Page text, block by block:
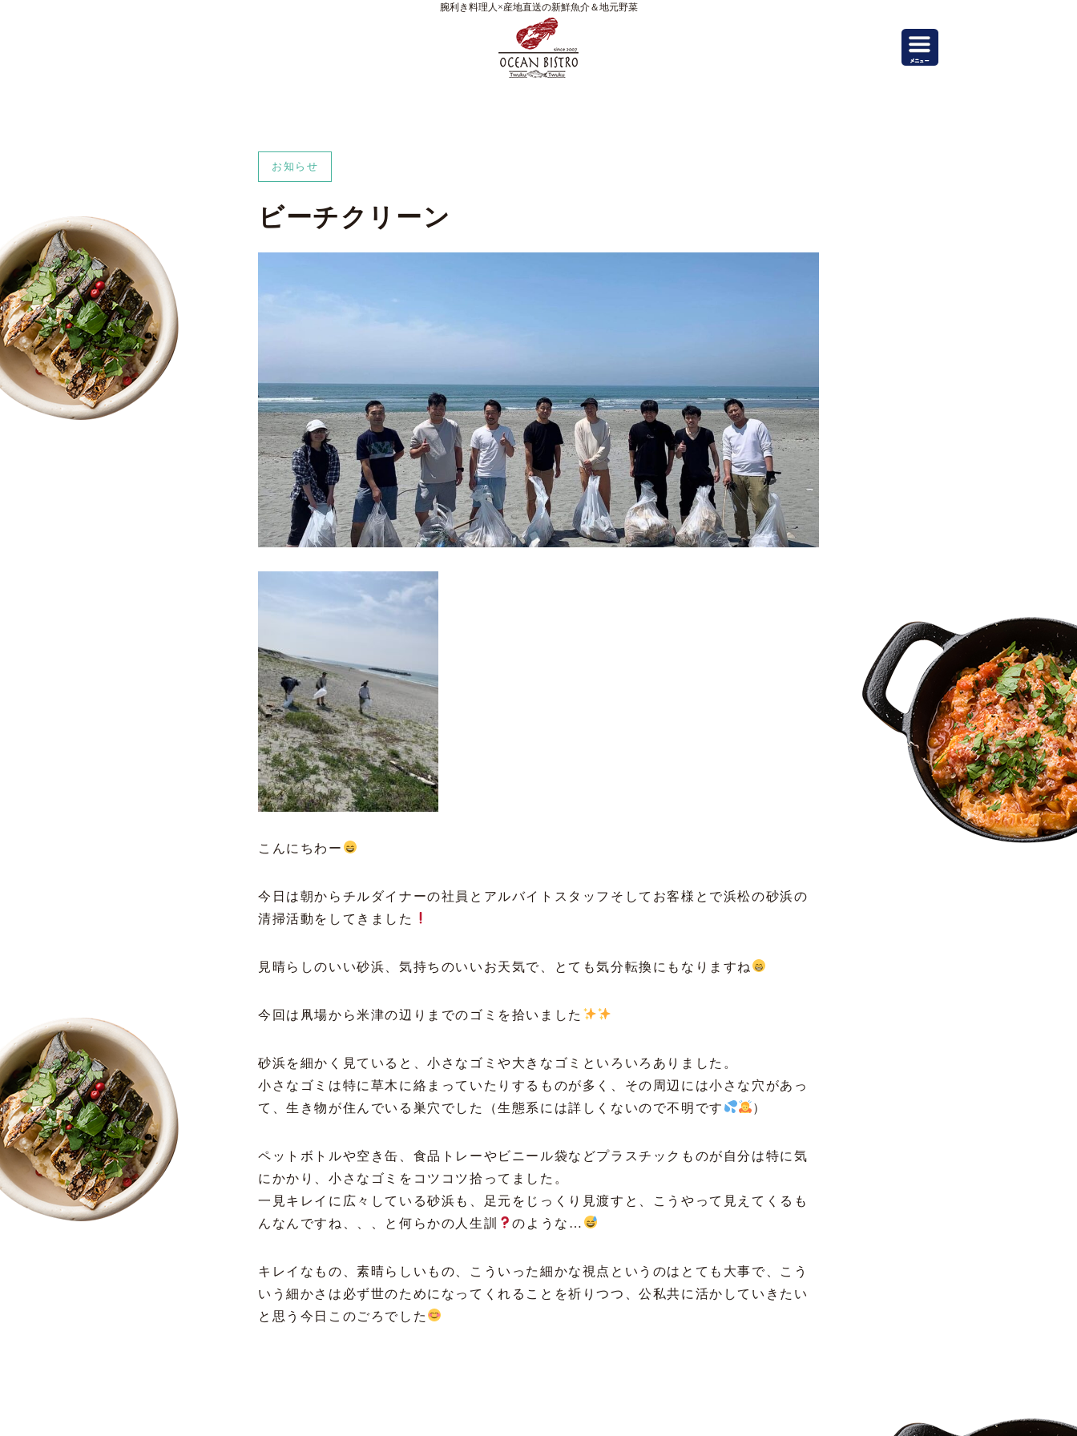
腕利き料理人×産地直送の新鮮魚介＆地元野菜
お知らせ
ビーチクリーン
こんにちわー
今日は朝からチルダイナーの社員とアルバイトスタッフそしてお客様とで浜松の砂浜の
清掃活動をしてきました
見晴らしのいい砂浜、気持ちのいいお天気で、とても気分転換にもなりますね
今回は凧場から米津の辺りまでのゴミを拾いました
砂浜を細かく見ていると、小さなゴミや大きなゴミといろいろありました。
小さなゴミは特に草木に絡まっていたりするものが多く、その周辺には小さな穴があっ
て、生き物が住んでいる巣穴でした（生態系には詳しくないので不明です
）
ペットボトルや空き缶、食品トレーやビニール袋などプラスチックものが自分は特に気
にかかり、小さなゴミをコツコツ拾ってました。
一見キレイに広々している砂浜も、足元をじっくり見渡すと、こうやって見えてくるも
んなんですね、、、と何らかの人生訓
のような…
キレイなもの、素晴らしいもの、こういった細かな視点というのはとても大事で、こう
いう細かさは必ず世のためになってくれることを祈りつつ、公私共に活かしていきたい
と思う今日このごろでした